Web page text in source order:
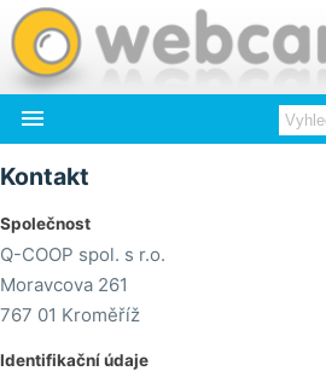

Kontakt
Společnost
Q-COOP spol. s r.o.
Moravcova 261
767 01 Kroměříž
Identifikační údaje